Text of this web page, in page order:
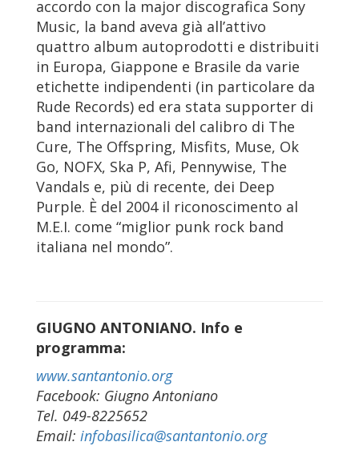
accordo con la major discografica Sony
Music, la band aveva già all’attivo
quattro album autoprodotti e distribuiti
in Europa, Giappone e Brasile da varie
etichette indipendenti (in particolare da
Rude Records) ed era stata supporter di
band internazionali del calibro di The
Cure, The Offspring, Misfits, Muse, Ok
Go, NOFX, Ska P, Afi, Pennywise, The
Vandals e, più di recente, dei Deep
Purple. È del 2004 il riconoscimento al
M.E.I. come “miglior punk rock band
italiana nel mondo”.
GIUGNO ANTONIANO. Info e
programma:
www.santantonio.org
Facebook: Giugno Antoniano
Tel. 049-8225652
Email: infobasilica@santantonio.org